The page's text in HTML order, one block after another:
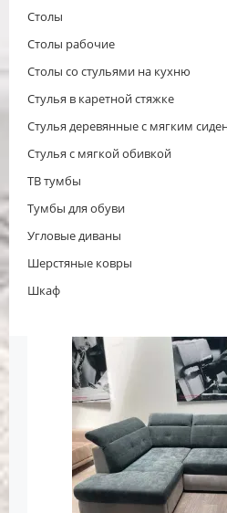
Столы
Столы рабочие
Столы со стульями на кухню
Стулья в каретной стяжке
Стулья деревянные с мягким
Стулья с мягкой обивкой
ТВ тумбы
Тумбы для обуви
Угловые диваны
Шерстяные ковры
Шкаф